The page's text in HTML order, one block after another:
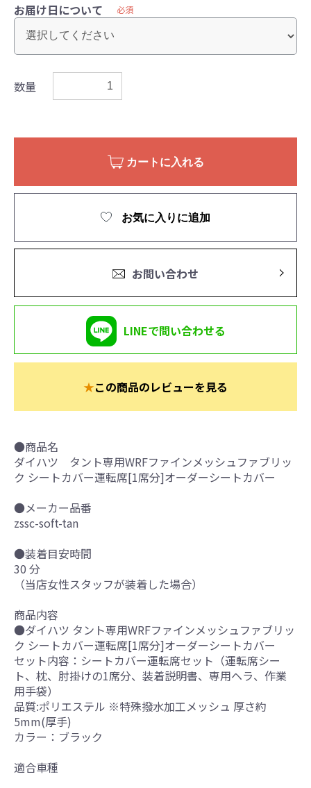
お届け日について 必須
数量
カートに入れる
お気に入りに追加
お問い合わせ
LINEで問い合わせる
★この商品のレビューを見る
●商品名
ダイハツ タント専用WRFファインメッシュファブリッ
ク シートカバー運転席[1席分]オーダーシートカバー
●メーカー品番
zssc-soft-tan
●装着目安時間
30 分
（当店女性スタッフが装着した場合）
商品内容
●ダイハツ タント専用WRFファインメッシュファブリッ
ク シートカバー運転席[1席分]オーダーシートカバー
セット内容：シートカバー運転席セット（運転席シー
ト、枕、肘掛けの1席分、装着説明書、専用ヘラ、作業
用手袋）
品質:ポリエステル ※特殊撥水加工メッシュ 厚さ約
5mm(厚手)
カラー：ブラック
適合車種